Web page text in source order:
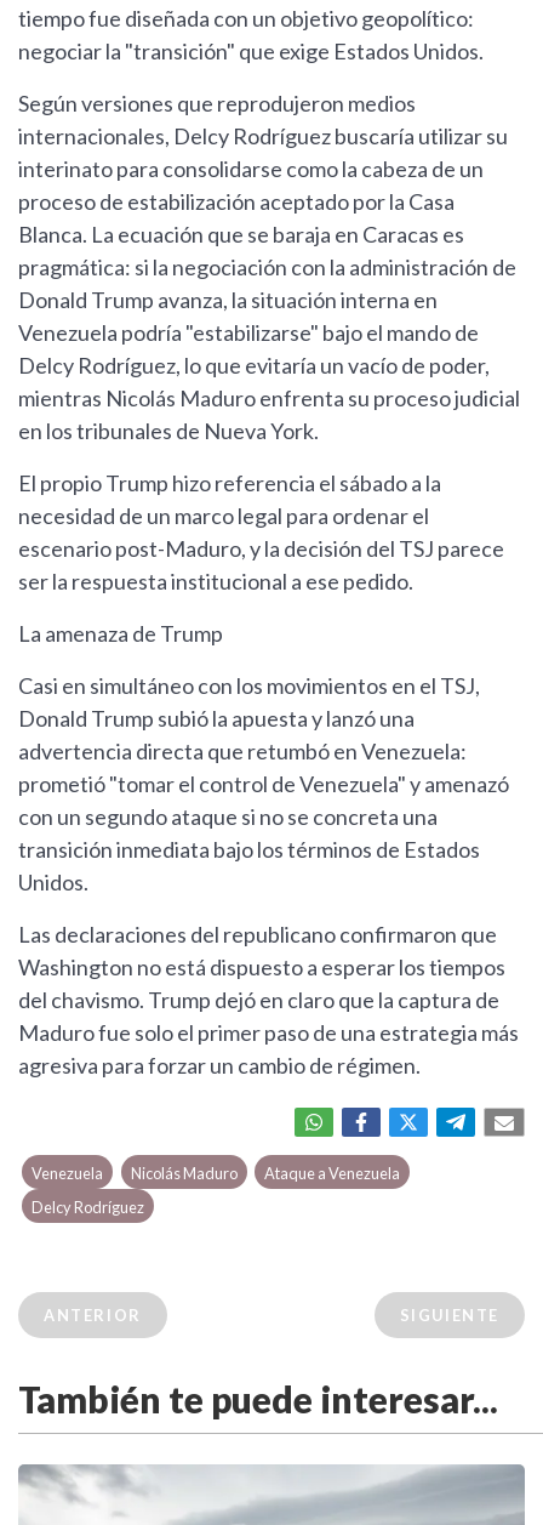
tiempo fue diseñada con un objetivo geopolítico:
negociar la "transición" que exige Estados Unidos.
Según versiones que reprodujeron medios
internacionales, Delcy Rodríguez buscaría utilizar su
interinato para consolidarse como la cabeza de un
proceso de estabilización aceptado por la Casa
Blanca. La ecuación que se baraja en Caracas es
pragmática: si la negociación con la administración de
Donald Trump avanza, la situación interna en
Venezuela podría "estabilizarse" bajo el mando de
Delcy Rodríguez, lo que evitaría un vacío de poder,
mientras Nicolás Maduro enfrenta su proceso judicial
en los tribunales de Nueva York.
El propio Trump hizo referencia el sábado a la
necesidad de un marco legal para ordenar el
escenario post-Maduro, y la decisión del TSJ parece
ser la respuesta institucional a ese pedido.
La amenaza de Trump
Casi en simultáneo con los movimientos en el TSJ,
Donald Trump subió la apuesta y lanzó una
advertencia directa que retumbó en Venezuela:
prometió "tomar el control de Venezuela" y amenazó
con un segundo ataque si no se concreta una
transición inmediata bajo los términos de Estados
Unidos.
Las declaraciones del republicano confirmaron que
Washington no está dispuesto a esperar los tiempos
del chavismo. Trump dejó en claro que la captura de
Maduro fue solo el primer paso de una estrategia más
agresiva para forzar un cambio de régimen.
Venezuela Nicolás Maduro
Ataque a Venezuela
Delcy Rodríguez
ANTERIOR SIGUIENTE
También te puede interesar...